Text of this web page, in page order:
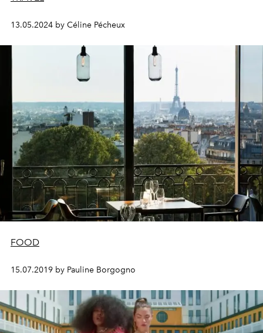
13.05.2024 by Céline Pécheux
FOOD
15.07.2019 by Pauline Borgogno